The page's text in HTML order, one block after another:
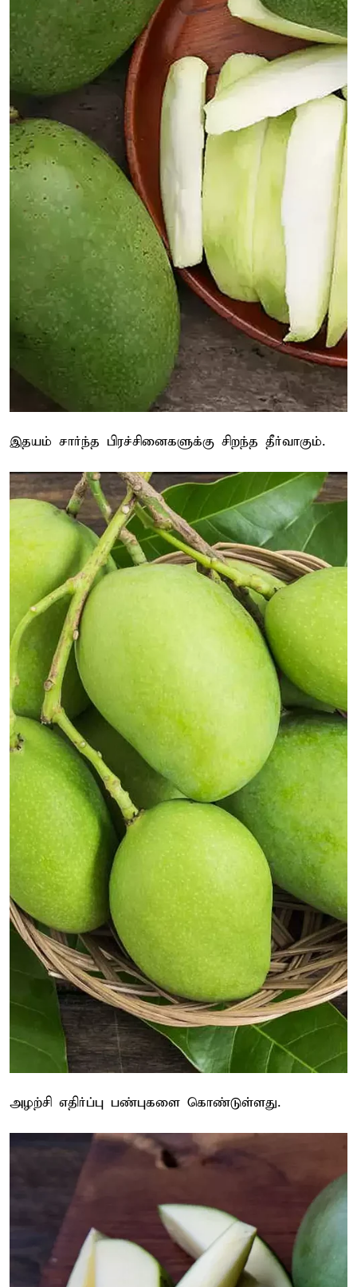
இதயம் சார்ந்த பிரச்சினைகளுக்கு சிறந்த தீர்வாகும்.
அழற்சி எதிர்ப்பு பண்புகளை கொண்டுள்ளது.